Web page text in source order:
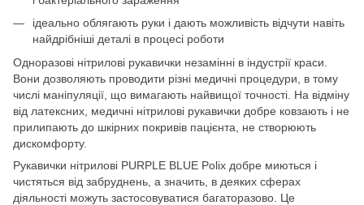
ідеально облягають руки і дають можливість відчути навіть
найдрібніші деталі в процесі роботи
Одноразові нітрилові рукавички незамінні в індустрії краси.
Вони дозволяють проводити різні медичні процедури, в тому
числі маніпуляції, що вимагають найвищої точності. На відміну
від латексних, медичні нітрилові рукавички добре ковзають і не
прилипають до шкірних покривів пацієнта, не створюють
дискомфорту.
Рукавички нітрилові PURPLE BLUE Polix добре миються і
чистяться від забруднень, а значить, в деяких сферах
діяльності можуть застосовуватися багаторазово. Це